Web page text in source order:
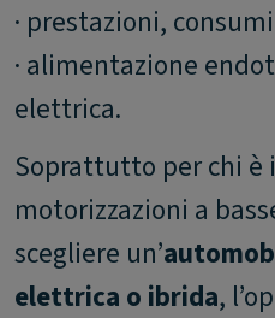
· prestazioni,
· alimentazione
elettrica.
Soprattutto per chi è
motorizzazioni a
scegliere un’
elettrica o ibrida,